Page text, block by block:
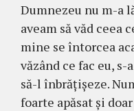
Dumnezeu nu m-a
aveam să văd ceea
mine se întor­cea
văzând ce fac eu,
să-l înbră­ţişeze.
foarte apăsat şi